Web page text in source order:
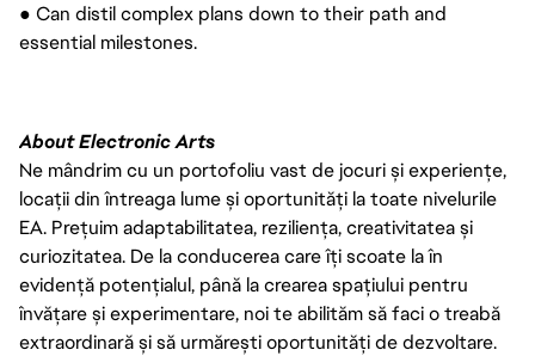
● Can distil complex plans down to their path and
essential milestones.
About Electronic Arts
Ne mândrim cu un portofoliu vast de jocuri și experiențe,
locații din întreaga lume și oportunități la toate nivelurile
EA. Prețuim adaptabilitatea, reziliența, creativitatea și
curiozitatea. De la conducerea care îți scoate la în
evidență potențialul, până la crearea spațiului pentru
învățare și experimentare, noi te abilităm să faci o treabă
extraordinară și să urmărești oportunități de dezvoltare.